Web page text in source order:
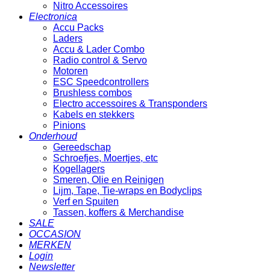
Nitro Accessoires
Electronica
Accu Packs
Laders
Accu & Lader Combo
Radio control & Servo
Motoren
ESC Speedcontrollers
Brushless combos
Electro accessoires & Transponders
Kabels en stekkers
Pinions
Onderhoud
Gereedschap
Schroefjes, Moertjes, etc
Kogellagers
Smeren, Olie en Reinigen
Lijm, Tape, Tie-wraps en Bodyclips
Verf en Spuiten
Tassen, koffers & Merchandise
SALE
OCCASION
MERKEN
Login
Newsletter